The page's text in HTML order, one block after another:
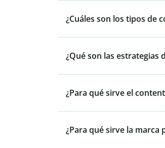
¿Cuáles son los tipos de
¿Qué son las estrategias
¿Para qué sirve el
¿Para qué sirve la marca